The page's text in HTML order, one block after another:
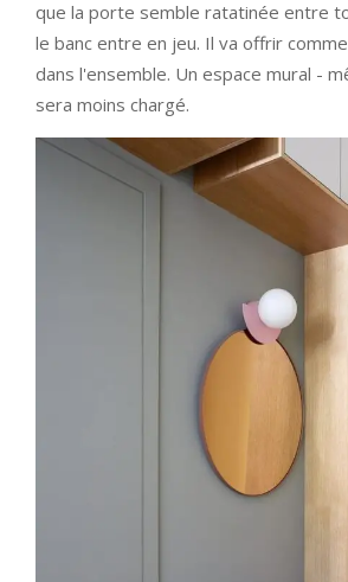
que la porte semble ratatinée entre
le banc entre en jeu. Il va offrir
dans l'ensemble. Un espace mural -
sera moins chargé.